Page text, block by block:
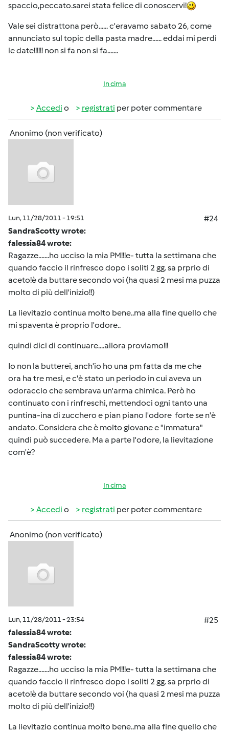
spaccio,peccato.sarei stata felice di conoscervi!
Vale sei distrattona però...... c'eravamo sabato 26, come
annunciato sul topic della pasta madre...... eddai mi perdi
le date!!!!!! non si fa non si fa.......
In cima
Accedi o registrati per poter commentare
Anonimo (non verificato)
Lun, 11/28/2011 - 19:51
#24
SandraScotty wrote:
falessia84 wrote:
Ragazze.......ho ucciso la mia PM!!!e- tutta la settimana che
quando faccio il rinfresco dopo i soliti 2 gg. sa prprio di
aceto!è da buttare secondo voi (ha quasi 2 mesi ma puzza
molto di più dell'inizio!!)
La lievitazio continua molto bene..ma alla fine quello che
mi spaventa è proprio l'odore..
quindi dici di continuare....allora proviamo!!!
Io non la butterei, anch'io ho una pm fatta da me che
ora ha tre mesi, e c'è stato un periodo in cui aveva un
odoraccio che sembrava un'arma chimica. Però ho
continuato con i rinfreschi, mettendoci ogni tanto una
puntina-ina di zucchero e pian piano l'odore forte se n'è
andato. Considera che è molto giovane e "immatura"
quindi può succedere. Ma a parte l'odore, la lievitazione
com'è?
In cima
Accedi o registrati per poter commentare
Anonimo (non verificato)
Lun, 11/28/2011 - 23:54
#25
falessia84 wrote:
SandraScotty wrote:
falessia84 wrote:
Ragazze.......ho ucciso la mia PM!!!e- tutta la settimana che
quando faccio il rinfresco dopo i soliti 2 gg. sa prprio di
aceto!è da buttare secondo voi (ha quasi 2 mesi ma puzza
molto di più dell'inizio!!)
La lievitazio continua molto bene..ma alla fine quello che